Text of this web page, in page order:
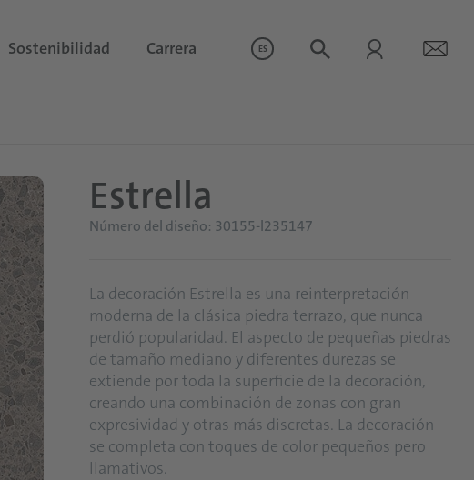
Sostenibilidad Carrera ES
Estrella
Número del diseño: 30155-l235147
La decoración Estrella es una reinterpretación
moderna de la clásica piedra terrazo, que nunca
perdió popularidad. El aspecto de pequeñas piedras
de tamaño mediano y diferentes durezas se
extiende por toda la superficie de la decoración,
creando una combinación de zonas con gran
expresividad y otras más discretas. La decoración
se completa con toques de color pequeños pero
llamativos.